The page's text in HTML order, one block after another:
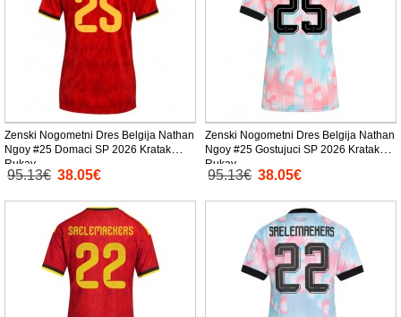
Zenski Nogometni Dres Belgija Nathan
Ngoy #25 Domaci SP 2026 Kratak
Rukav
95.13€ 38.05€
Zenski Nogometni Dres Belgija Nathan
Ngoy #25 Gostujuci SP 2026 Kratak
Rukav
95.13€ 38.05€